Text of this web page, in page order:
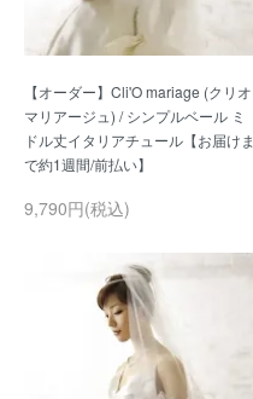
【オーダー】Cli'O mariage (クリオ
マリアージュ) / シンプルベール ミ
ドル丈イタリアチュール【お届けま
9,790円(税込)